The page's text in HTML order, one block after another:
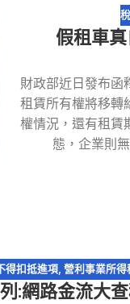
假租車
財政部近日發布函
租賃所有權將移轉
權情況，還有租賃
態，企業則
得扣抵進項, 營利事業所得
拍賣,
:網路金流大